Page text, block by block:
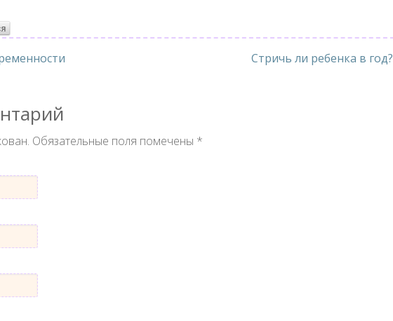
Стричь ли ребенка в год?
Обязательные поля помечены *